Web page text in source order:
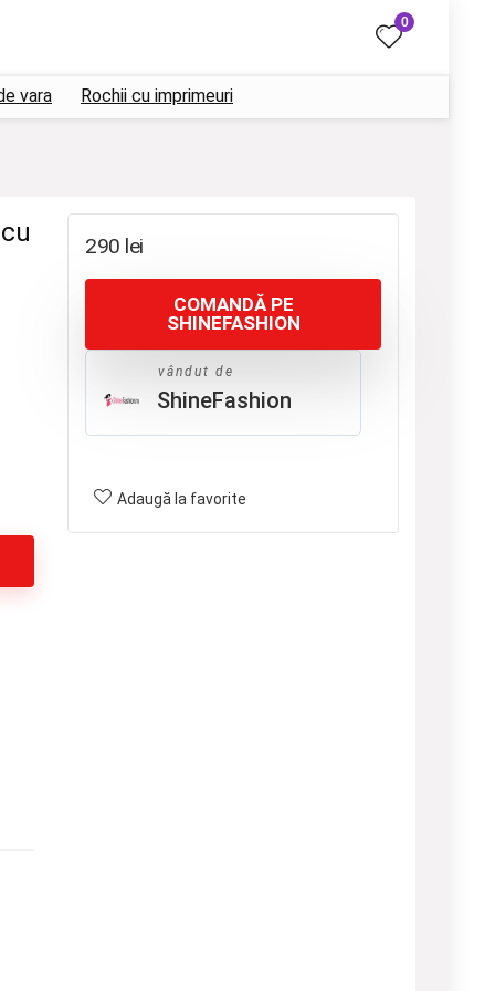
0
vara Rochii cu imprimeuri
290 lei
COMANDĂ PE
SHINEFASHION
vândut de
ShineFashion
Adaugă la favorite